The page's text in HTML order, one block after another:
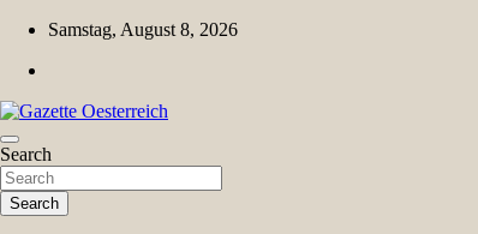
Skip
content
Samstag, August 8, 2026
Gazette Oesterreich
Magazin für Freizeit, Politik, Kultur & Wissenschaft
Search
Search